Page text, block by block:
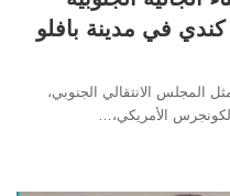
في مدينة بافلو
المجلس الانتقالي الجنوبي،
الأمريكي،…